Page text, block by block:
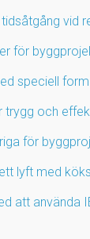
vid
för
speciell
trygg och
för
lyft med
att använda